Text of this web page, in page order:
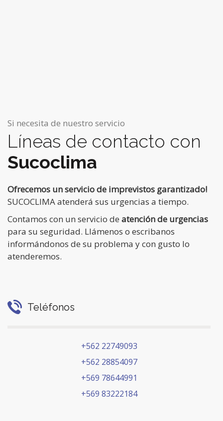
Si necesita de nuestro servicio
Líneas de contacto con
Sucoclima
Ofrecemos un servicio de imprevistos garantizado!
SUCOCLIMA atenderá sus urgencias a tiempo.
Contamos con un servicio de atención de urgencias
para su seguridad. Llámenos o escribanos
informándonos de su problema y con gusto lo
atenderemos.
Teléfonos
+562 22749093
+562 28854097
+569 78644991
+569 83222184